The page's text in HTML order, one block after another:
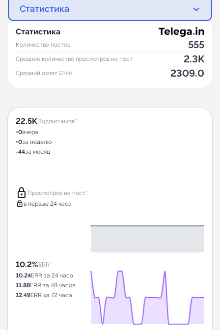
Статистика
Статистика
Количество постов 555
Среднее количество просмотров на пост 2.3K
Средний охват (24ч) 2309.0
22.5KПодписчиков*
+0вчера
+0за неделю
-44за месяц
lock Просмотров на пост*
lock в первые 24 часа
10.2%ERR*
10.24ERR за 24 часа
11.88ERR за 48 часов
12.49ERR за 72 часа